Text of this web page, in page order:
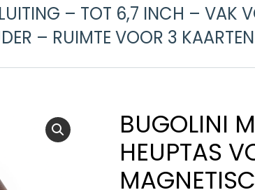
– TOT 6,7 INCH – VAK
– RUIMTE VOOR 3
BUGOLINI
HEUPTAS